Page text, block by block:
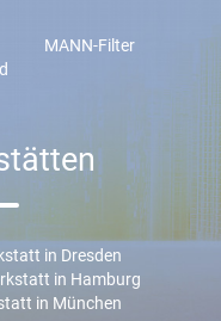
MANN-Filter
in Dresden
in Hamburg
in München